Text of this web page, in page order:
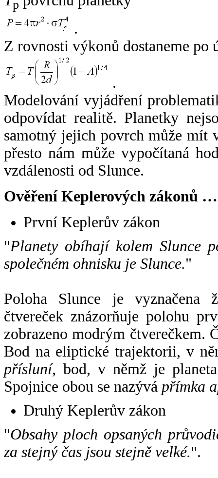
p
.
Z rovnosti výkonů dostaneme po
.
Modelování vyjádření
odpovídat realitě. Planetky
samotný jejich povrch může mít
přesto nám může vypočítaná
vzdálenosti od Slunce.
Ověření Keplerových zákonů …
První Keplerův zákon
"Planety obíhají kolem Slunce
společném ohnisku je Slunce."
Poloha Slunce je vyznačena
čtvereček znázorňuje polohu
zobrazeno modrým čtverečkem.
Bod na eliptické trajektorii, v
přísluní, bod, v němž je
Spojnice obou se nazývá přímka
Druhý Keplerův zákon
"Obsahy ploch opsaných
za stejný čas jsou stejně velké.".